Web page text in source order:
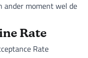
ander moment wel de
Rate
Rate